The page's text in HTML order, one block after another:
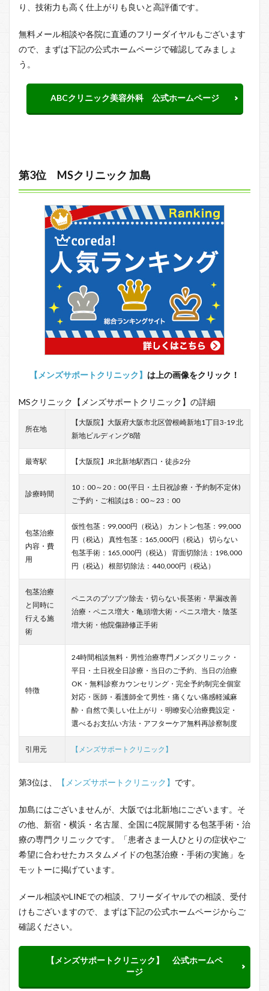
り、技術力も高く仕上がりも良いと高評価です。
無料メール相談や各院に直通のフリーダイヤルもございます
ので、まずは下記の公式ホームページで確認してみましょ
う。
ABCクリニック美容外科 公式ホームページ
第3位 MSクリニック 加島
【メンズサポートクリニック】 は上の画像をクリック！
MSクリニック【メンズサポートクリニック】の詳細
所在地
【大阪院】大阪府大阪市北区曽根崎新地1丁目3-19 北
新地ビルディング8階
最寄駅 【大阪院】JR北新地駅西口・徒歩2分
診療時間
10：00～20：00 (平日・土日祝診療・予約制不定休)
ご予約・ご相談は8：00～23：00
包茎治療
内容・費
用
仮性包茎：99,000円（税込） カントン包茎：99,000
円（税込） 真性包茎：165,000円（税込） 切らない
包茎手術：165,000円（税込） 背面切除法：198,000
円（税込） 根部切除法：440,000円（税込）
包茎治療
と同時に
行える施
術
ペニスのブツブツ除去・切らない長茎術・早漏改善
治療・ペニス増大・亀頭増大術・ペニス増大・陰茎
増大術・他院傷跡修正手術
特徴
24時間相談無料・男性治療専門メンズクリニック・
平日・土日祝全日診療・当日のご予約、当日の治療
OK・無料診察カウンセリング・完全予約制完全個室
対応・医師・看護師全て男性・痛くない痛感軽減麻
酔・自然で美しい仕上がり・明瞭安心治療費設定・
選べるお支払い方法・アフターケア無料再診察制度
引用元 【メンズサポートクリニック】
第3位は、 【メンズサポートクリニック】 です。
加島にはございませんが、大阪では北新地にございます。そ
の他、新宿・横浜・名古屋、全国に4院展開する包茎手術・治
療の専門クリニックです。「患者さま一人ひとりの症状やご
希望に合わせたカスタムメイドの包茎治療・手術の実施」を
モットーに掲げています。
メール相談やLINEでの相談、フリーダイヤルでの相談、受付
けもございますので、まずは下記の公式ホームページからご
確認ください。
【メンズサポートクリニック】 公式ホームペ
ージ